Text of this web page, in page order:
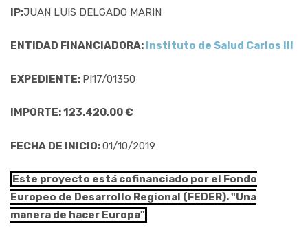
IP:JUAN LUIS DELGADO MARIN
ENTIDAD FINANCIADORA: Instituto de Salud Carlos III
EXPEDIENTE: PI17/01350
IMPORTE: 123.420,00 €
FECHA DE INICIO:01/10/2019
Este proyecto está cofinanciado por el Fondo
Europeo de Desarrollo Regional (FEDER). "Una
manera de hacer Europa"